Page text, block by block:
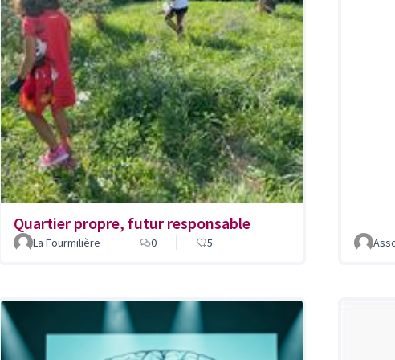
Quartier propre, futur responsable
La Fourmilière 0 5